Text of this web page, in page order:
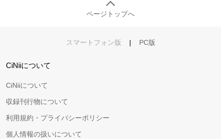
ページトップへ
スマートフォン版 | PC版
CiNiiについて
CiNiiについて
収録刊行物について
利用規約・プライバシーポリシー
個人情報の扱いについて